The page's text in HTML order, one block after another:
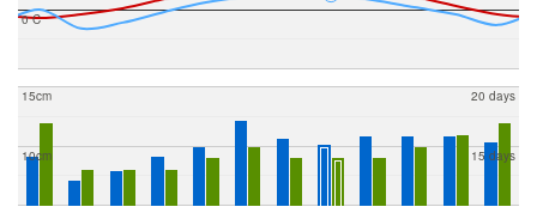
0 C
10cm
15cm
15 days
20 days